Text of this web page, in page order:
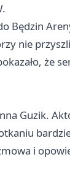
Będzin
nie
że
Guzik.
i